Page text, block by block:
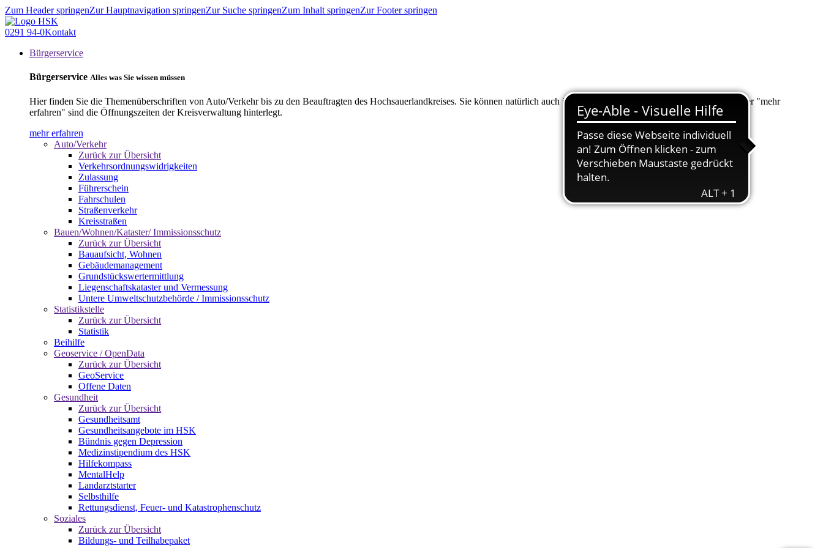
Zum Header springenZur Hauptnavigation springenZur Suche springenZum Inhalt springenZur Footer springen
0291 94-0Kontakt
Bürgerservice
Bürgerservice Alles was Sie wissen müssen
Hier finden Sie die Themenüberschriften von Auto/Verkehr bis zu den Beauftragten des Hochsauerlandkreises. Sie können natürlich auch über "Suche" nach Ihrem Anliegen suchen. Unter "mehr
erfahren" sind die Öffnungszeiten der Kreisverwaltung hinterlegt.
mehr erfahren
Auto/Verkehr
Zurück zur Übersicht
Verkehrsordnungswidrigkeiten
Zulassung
Führerschein
Fahrschulen
Straßenverkehr
Kreisstraßen
Bauen/Wohnen/Kataster/ Immissionsschutz
Zurück zur Übersicht
Bauaufsicht, Wohnen
Gebäudemanagement
Grundstückswertermittlung
Liegenschaftskataster und Vermessung
Untere Umweltschutzbehörde / Immissionsschutz
Statistikstelle
Zurück zur Übersicht
Statistik
Beihilfe
Geoservice / OpenData
Zurück zur Übersicht
GeoService
Offene Daten
Gesundheit
Zurück zur Übersicht
Gesundheitsamt
Gesundheitsangebote im HSK
Bündnis gegen Depression
Medizinstipendium des HSK
Hilfekompass
MentalHelp
Landarztstarter
Selbsthilfe
Rettungsdienst, Feuer- und Katastrophenschutz
Soziales
Zurück zur Übersicht
Bildungs- und Teilhabepaket